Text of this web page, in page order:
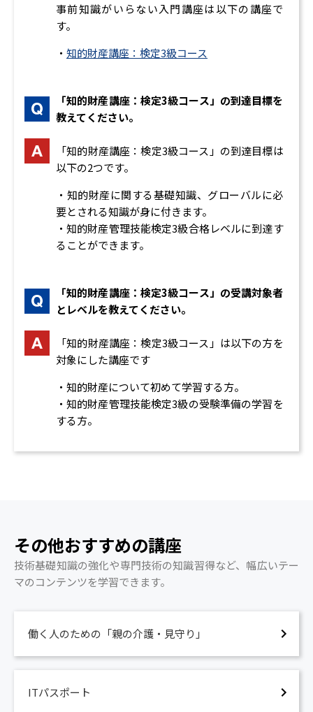
事前知識がいらない入門講座は以下の講座で
す。
・ 知的財産講座：検定3級コース
「知的財産講座：検定3級コース」の到達目標を
教えてください。
「知的財産講座：検定3級コース」の到達目標は
以下の2つです。
・知的財産に関する基礎知識、グローバルに必
要とされる知識が身に付きます。
・知的財産管理技能検定3級合格レベルに到達す
ることができます。
「知的財産講座：検定3級コース」の受講対象者
とレベルを教えてください。
「知的財産講座：検定3級コース」は以下の方を
対象にした講座です
・知的財産について初めて学習する方。
・知的財産管理技能検定3級の受験準備の学習を
する方。
その他おすすめの講座
技術基礎知識の強化や専門技術の知識習得など、幅広いテー
マのコンテンツを学習できます。
働く人のための「親の介護・見守り」
ITパスポート